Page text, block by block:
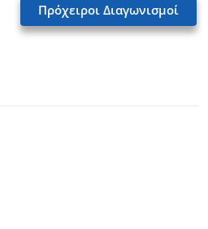
Πρόχειροι Διαγωνισμοί